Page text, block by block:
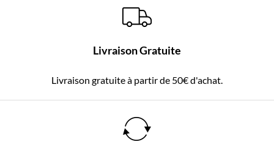
Livraison Gratuite
Livraison gratuite à partir de 50€ d'achat.